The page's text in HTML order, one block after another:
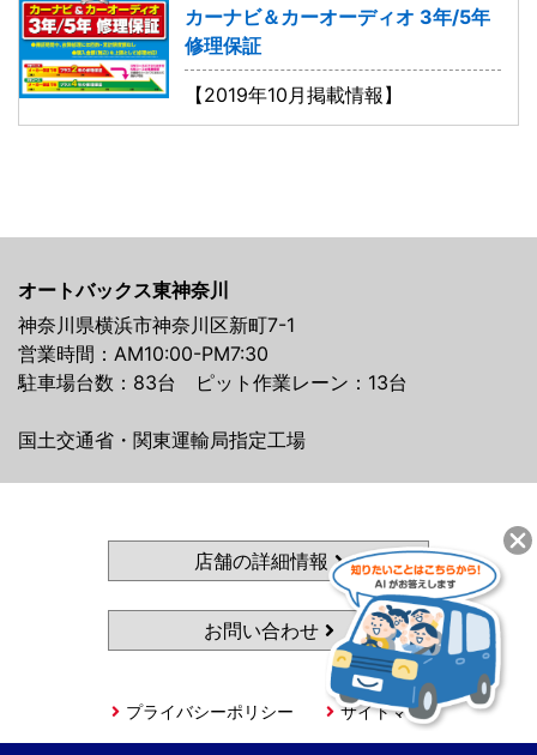
カーナビ＆カーオーディオ 3年/5年
修理保証
【2019年10月掲載情報】
オートバックス東神奈川
神奈川県横浜市神奈川区新町7-1
営業時間：AM10:00-PM7:30
駐車場台数：83台 ピット作業レーン：13台
国土交通省・関東運輸局指定工場
店舗の詳細情報
お問い合わせ
プライバシーポリシー サイトマップ